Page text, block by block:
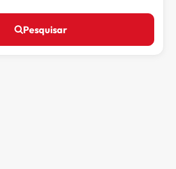
Pesquisar